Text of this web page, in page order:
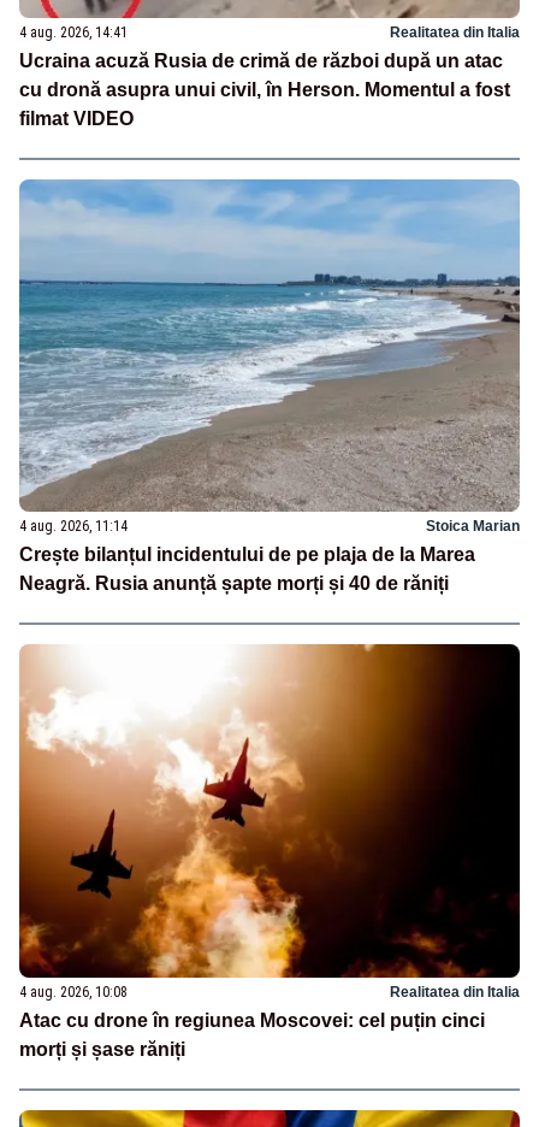
4 aug. 2026, 14:41 Realitatea din Italia
Ucraina acuză Rusia de crimă de război după un atac
cu dronă asupra unui civil, în Herson. Momentul a fost
filmat VIDEO
4 aug. 2026, 11:14 Stoica Marian
Crește bilanțul incidentului de pe plaja de la Marea
Neagră. Rusia anunță șapte morți și 40 de răniți
4 aug. 2026, 10:08 Realitatea din Italia
Atac cu drone în regiunea Moscovei: cel puțin cinci
morți și șase răniți